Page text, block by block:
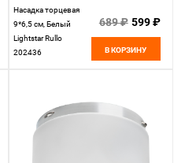
Насадка торцевая
9*6,5 см, Белый
Lightstar Rullo
202436
689 ₽ 599 ₽
В КОРЗИНУ